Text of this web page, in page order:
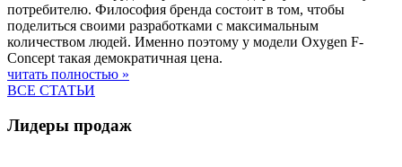
потребителю. Философия бренда состоит в том, чтобы
поделиться своими разработками с максимальным
количеством людей. Именно поэтому у модели Oxygen F-
Concept такая демократичная цена.
читать полностью »
ВСЕ СТАТЬИ
Лидеры продаж